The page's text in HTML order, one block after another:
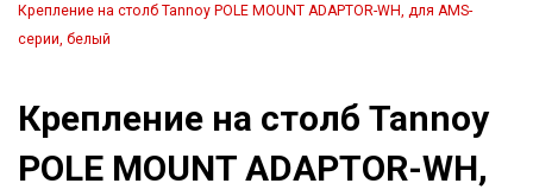
Крепление на столб Tannoy POLE MOUNT ADAPTOR-WH, для AMS-
серии, белый
Крепление на столб Tannoy
POLE MOUNT ADAPTOR-WH,